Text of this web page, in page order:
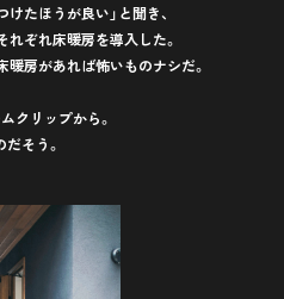
たほうが良い」と聞き、
れぞれ床暖房を導入した。
暖房があれば怖いものナシだ。
クリップから。
そう。